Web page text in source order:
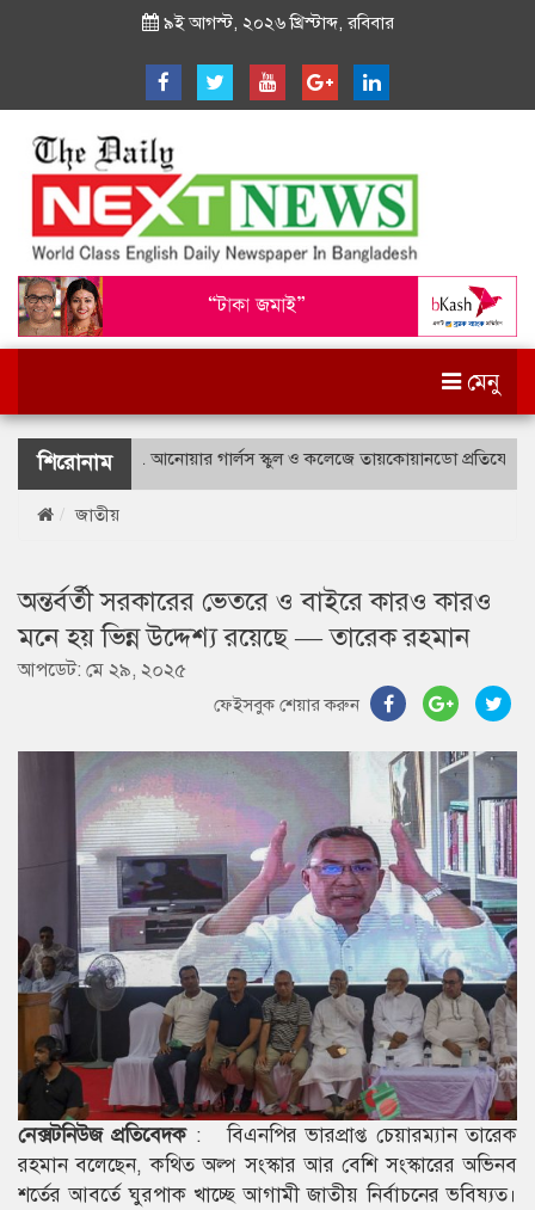
৯ই আগস্ট, ২০২৬ খ্রিস্টাব্দ, রবিবার
মেনু
শিরোনাম
বীর উত্তম লে. আনোয়ার গার্লস স্কুল ও কলেজে তায়কোয়ানডো প্রতিযোগিতা
জাতীয়
অন্তর্বর্তী সরকারের ভেতরে ও বাইরে কারও কারও
মনে হয় ভিন্ন উদ্দেশ্য রয়েছে — তারেক রহমান
আপডেট: মে ২৯, ২০২৫
ফেইসবুক শেয়ার করুন
নেক্সটনিউজ প্রতিবেদক: বিএনপির ভারপ্রাপ্ত চেয়ারম্যান তারেক
রহমান বলেছেন, কথিত অল্প সংস্কার আর বেশি সংস্কারের অভিনব
শর্তের আবর্তে ঘুরপাক খাচ্ছে আগামী জাতীয় নির্বাচনের ভবিষ্যত।